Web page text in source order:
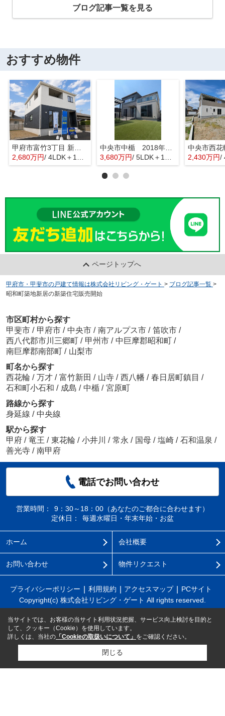
ブログ記事一覧を見る
おすすめ物件
甲府市富竹3丁目 新築全3棟 3号棟 南西道路・車並列3台
2,680万円/ 4LDK＋1S(納戸)
中央市中楯 2018年築中古戸建 セキスイハイム施工 太陽光パネル
3,680万円/ 5LDK＋1S(納戸) 2,430万円/
ページトップへ
甲府市・甲斐市の戸建て情報は株式会社リビング・ゲート > ブログ記事一覧 >
昭和町築地新居の新築住宅販売開始
市区町村から探す
甲斐市 / 甲府市 / 中央市 / 南アルプス市 / 笛吹市 /
西八代郡市川三郷町 / 甲州市 / 中巨摩郡昭和町 /
南巨摩郡南部町 / 山梨市
町名から探す
西花輪 / 万才 / 富竹新田 / 山寺 / 西八幡 / 春日居町鎮目 /
石和町小石和 / 成島 / 中楯 / 宮原町
路線から探す
身延線 / 中央線
駅から探す
甲府 / 竜王 / 東花輪 / 小井川 / 常永 / 国母 / 塩崎 / 石和温泉 /
善光寺 / 南甲府
電話でお問い合わせ
営業時間：
9：30～18：00（あなたのご都合に合わせます）
定休日：
毎週水曜日・年末年始・お盆
ホーム 会社概要
お問い合わせ 物件リクエスト
プライバシーポリシー 利用規約 アクセスマップ
PCサイト
Copyright(c) 株式会社リビング・ゲート All rights reserved.
当サイトでは、お客様の当サイト利用状況把握、サービス向上検討を目的と
して、クッキー（Cookie）を使用しています。
詳しくは、当社の 「Cookieの取扱いについて」 をご確認ください。
閉じる